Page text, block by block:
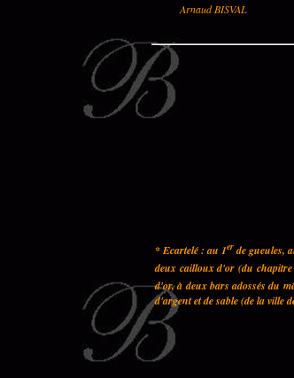
Arnaud BISVAL
* Ecartelé : au 1erde gueules,
deux cailloux d'or (du
d'or, à deux bars adossés du
d'argent et de sable (de la ville